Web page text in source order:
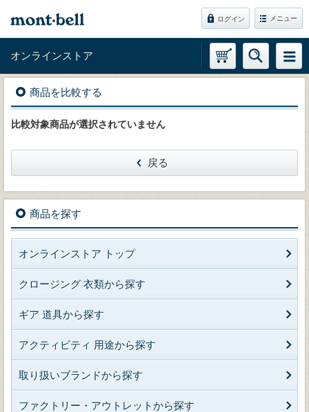
ログイン メニュー
オンラインストア
商品を比較する
比較対象商品が選択されていません
戻る
商品を探す
オンラインストア トップ
クロージング 衣類から探す
ギア 道具から探す
アクティビティ 用途から探す
取り扱いブランドから探す
ファクトリー・アウトレットから探す